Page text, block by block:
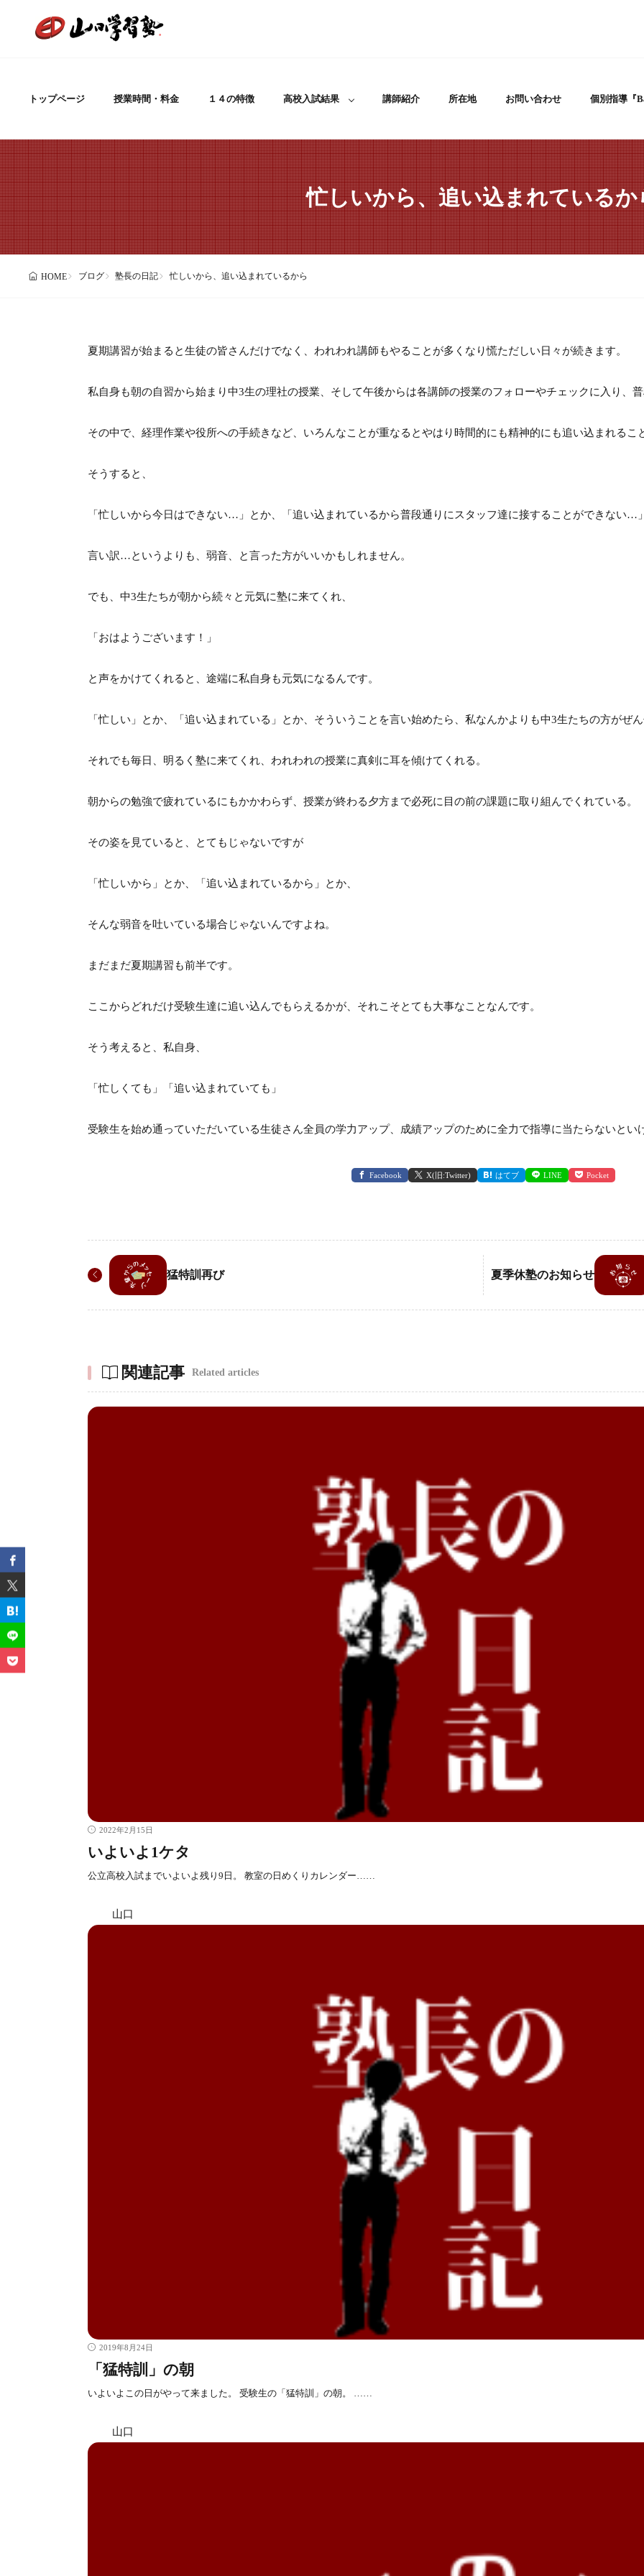
トップページ 授業時間・料金 １４の特徴 高校入試結果 講師紹介 所在地 お問い合わせ 個別指導『
忙しいから、追い込まれているか
HOME ブログ 塾長の日記 忙しいから、追い込まれているから
夏期講習が始まると生徒の皆さんだけでなく、われわれ講師もやることが多くなり慌ただしい日々が続きます。
私自身も朝の自習から始まり中3生の理社の授業、そして午後からは各講師の授業のフォローやチェックに入り、
その中で、経理作業や役所への手続きなど、いろんなことが重なるとやはり時間的にも精神的にも追い込まれるこ
そうすると、
「忙しいから今日はできない…」とか、「追い込まれているから普段通りにスタッフ達に接することができない…
言い訳…というよりも、弱音、と言った方がいいかもしれません。
でも、中3生たちが朝から続々と元気に塾に来てくれ、
「おはようございます！」
と声をかけてくれると、途端に私自身も元気になるんです。
「忙しい」とか、「追い込まれている」とか、そういうことを言い始めたら、私なんかよりも中3生たちの方がぜ
それでも毎日、明るく塾に来てくれ、われわれの授業に真剣に耳を傾けてくれる。
朝からの勉強で疲れているにもかかわらず、授業が終わる夕方まで必死に目の前の課題に取り組んでくれている。
その姿を見ていると、とてもじゃないですが
「忙しいから」とか、「追い込まれているから」とか、
そんな弱音を吐いている場合じゃないんですよね。
まだまだ夏期講習も前半です。
ここからどれだけ受験生達に追い込んでもらえるかが、それこそとても大事なことなんです。
そう考えると、私自身、
「忙しくても」「追い込まれていても」
受験生を始め通っていただいている生徒さん全員の学力アップ、成績アップのために全力で指導に当たらないとい
Facebook X(旧:Twitter) はてブ LINE Pocket
猛特訓再び 夏季休塾のお知らせ
関連記事 Related articles
2022年2月15日
いよいよ1ケタ
公立高校入試までいよいよ残り9日。 教室の日めくりカレンダー……
山口
2019年8月24日
「猛特訓」の朝
いよいよこの日がやって来ました。 受験生の「猛特訓」の朝。 ……
山口